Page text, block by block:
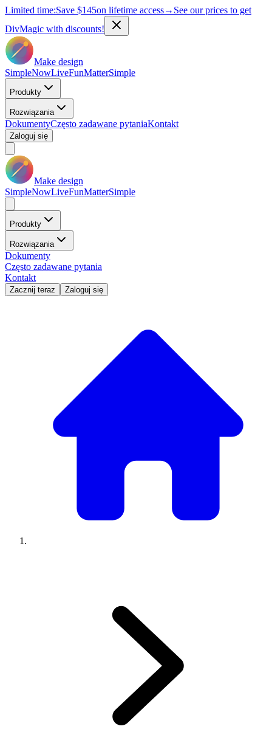
Limited time:Save $145on lifetime access→ See our prices to get
DivMagic with discounts!
Make design
SimpleNowLiveFunMatterSimple
Produkty
Rozwiązania
DokumentyCzęsto zadawane pytaniaKontakt
Zaloguj się
Make design
SimpleNowLiveFunMatterSimple
Produkty
Rozwiązania
Dokumenty
Często zadawane pytania
Kontakt
Zacznij teraz Zaloguj się